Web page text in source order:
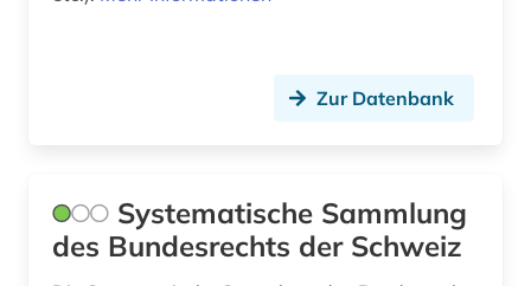
herzogin anna amalia bibliothek (1)
Zur Datenbank
Systematische Sammlung
des Bundesrechts der Schweiz